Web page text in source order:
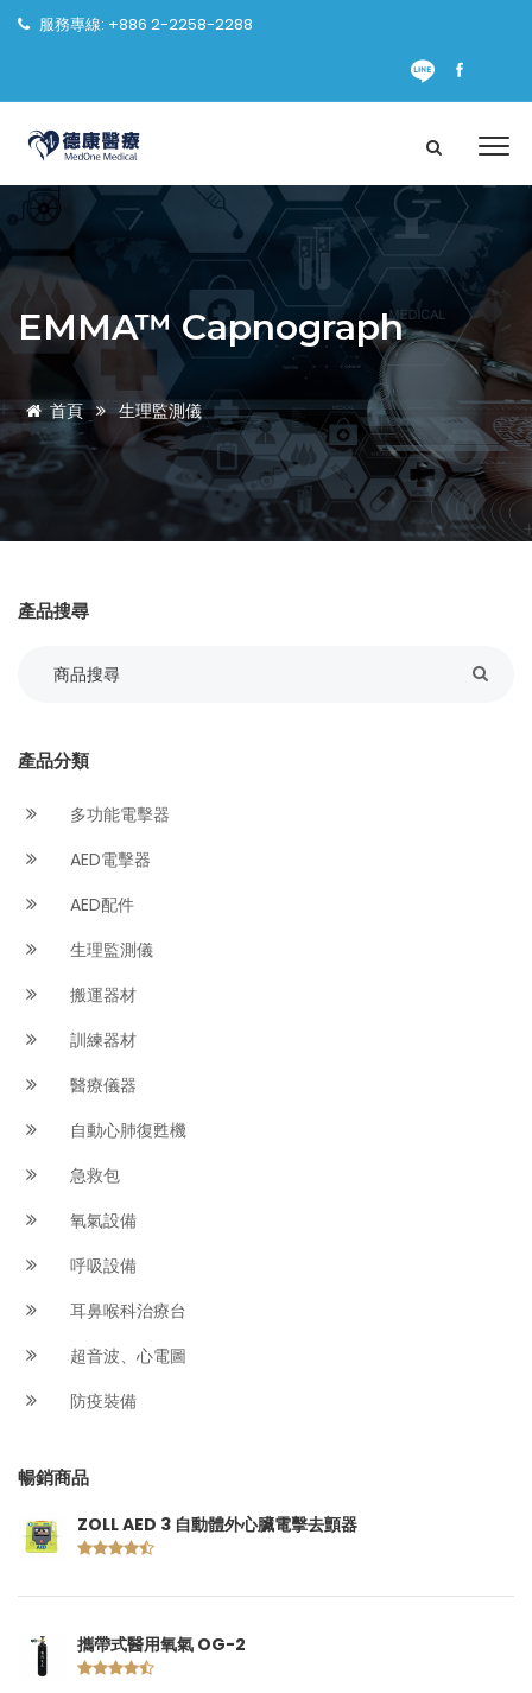
服務專線: +886 2-2258-2288
EMMA™ Capnograph
首頁 生理監測儀
產品搜尋
產品分類
多功能電擊器
AED電擊器
AED配件
生理監測儀
搬運器材
訓練器材
醫療儀器
自動心肺復甦機
急救包
氧氣設備
呼吸設備
耳鼻喉科治療台
超音波、心電圖
防疫裝備
暢銷商品
ZOLL AED 3 自動體外心臟電擊去顫器
攜帶式醫用氧氣 OG-2